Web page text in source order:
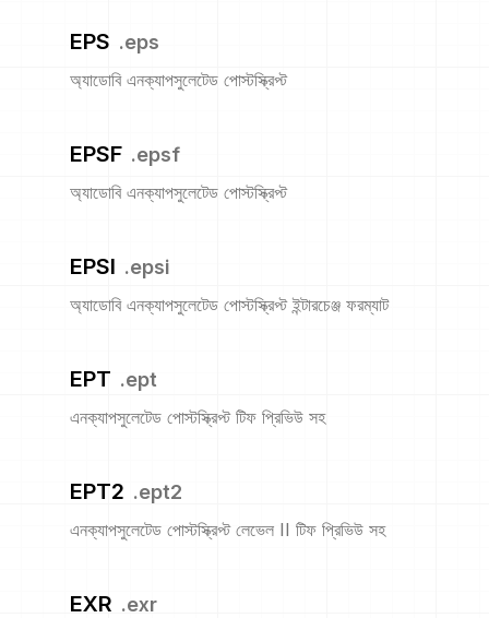
EPS .eps
অ্যাডোবি এনক্যাপসুলেটেড পোস্টস্ক্রিপ্ট
EPSF .epsf
অ্যাডোবি এনক্যাপসুলেটেড পোস্টস্ক্রিপ্ট
EPSI .epsi
অ্যাডোবি এনক্যাপসুলেটেড পোস্টস্ক্রিপ্ট ইন্টারচেঞ্জ ফরম্যাট
EPT .ept
এনক্যাপসুলেটেড পোস্টস্ক্রিপ্ট টিফ প্রিভিউ সহ
EPT2 .ept2
এনক্যাপসুলেটেড পোস্টস্ক্রিপ্ট লেভেল II টিফ প্রিভিউ সহ
EXR .exr